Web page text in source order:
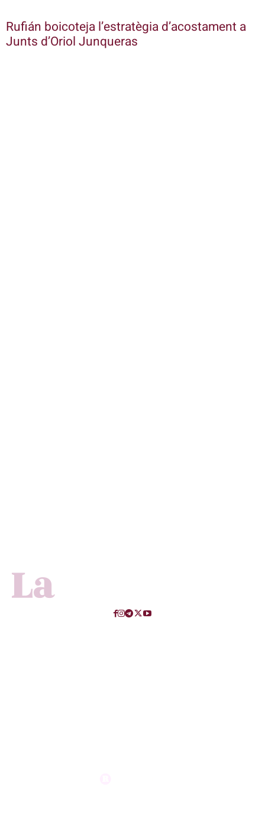
Rufián boicoteja l’estratègia d’acostament a
Junts d’Oriol Junqueras